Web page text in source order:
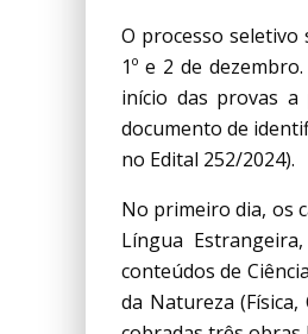
O processo seletivo
1º e 2 de
início das provas
documento de
no Edital 252/2024).
No primeiro dia, os
Língua
conteúdos de
da Natureza